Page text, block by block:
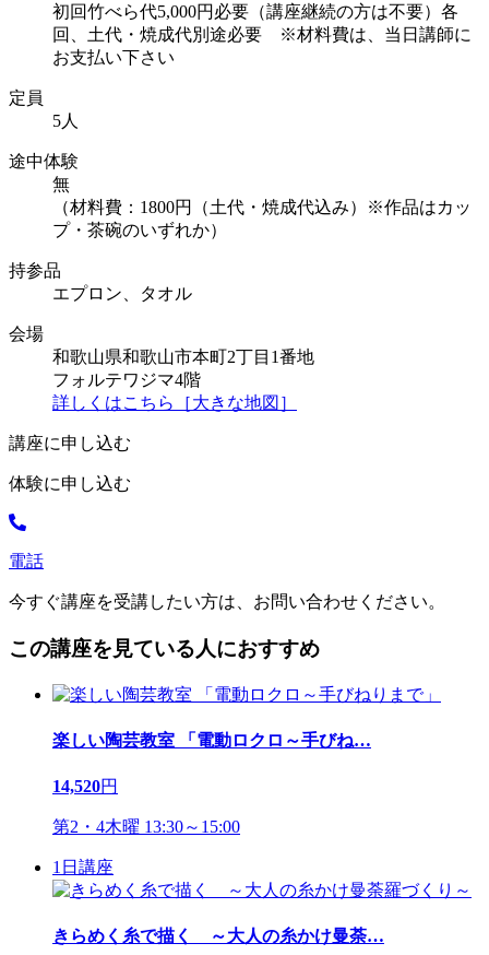
初回竹べら代5,000円必要（講座継続の方は不要）各
回、土代・焼成代別途必要 ※材料費は、当日講師に
お支払い下さい
定員
5人
途中体験
無
（材料費：1800円（土代・焼成代込み）※作品はカッ
プ・茶碗のいずれか）
持参品
エプロン、タオル
会場
和歌山県和歌山市本町2丁目1番地
フォルテワジマ4階
詳しくはこちら［大きな地図］
講座に申し込む
体験に申し込む
電話
今すぐ講座を受講したい方は、お問い合わせください。
この講座を見ている人におすすめ
楽しい陶芸教室 「電動ロクロ～手びね…
14,520円
第2・4木曜 13:30～15:00
1日講座
きらめく糸で描く ～大人の糸かけ曼荼…